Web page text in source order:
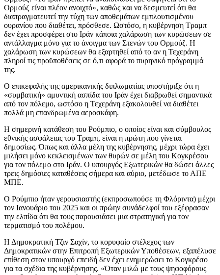
Ορμούζ είναι πλέον ανοιχτό», καθώς και να δεσμευτεί ότι θα
διαπραγματευτεί την τύχη των αποθεμάτων εμπλουτισμένου
ουρανίου που διαθέτει, πρόσθεσε. Ωστόσο, η κυβέρνηση Τραμπ
δεν έχει προσφέρει στο Ιράν κάποια χαλάρωση των κυρώσεων σε
αντάλλαγμα μόνο για το άνοιγμα των Στενών του Ορμούζ. Η
χαλάρωση των κυρώσεων θα εξαρτηθεί από το αν η Τεχεράνη
πληροί τις προϋποθέσεις σε ό,τι αφορά το πυρηνικό πρόγραμμά
της.
Ο επικεφαλής της αμερικανικής διπλωματίας υποστήριξε ότι η
«συμβατική» αμυντική ασπίδα του Ιράν έχει διαβρωθεί σημαντικά
από τον πόλεμο, ωστόσο η Τεχεράνη εξακολουθεί να διαθέτει
πολλά μη επανδρωμένα αεροσκάφη.
Η σημερινή κατάθεση του Ρούμπιο, ο οποίος είναι και σύμβουλος
εθνικής ασφάλειας του Τραμπ, είναι η πρώτη που γίνεται
δημοσίως. Όπως και άλλα μέλη της κυβέρνησης, μέχρι τώρα έχει
μιλήσει μόνο κεκλεισμένων των θυρών σε μέλη του Κογκρέσου
για τον πόλεμο στο Ιράν. Ο υπουργός Εξωτερικών θα δώσει άλλες
τρεις δημόσιες καταθέσεις σήμερα και αύριο, μετέδωσε το ΑΠΕ
ΜΠΕ.
Ο Ρούμπιο ήταν γερουσιαστής (εκπροσωπούσε τη Φλόριντα) μέχρι
τον Ιανουάριο του 2025 και οι πρώην συνάδελφοί του εξέφρασαν
την ελπίδα ότι θα τους παρουσιάσει μια στρατηγική για τον
τερματισμό του πολέμου.
Η Δημοκρατική Τζιν Σαχίν, το κορυφαίο στέλεχος των
Δημοκρατικών στην Επιτροπή Εξωτερικών Υποθέσεων, εξαπέλυσε
επίθεση στον υπουργό επειδή δεν έχει ενημερώσει το Κογκρέσο
για τα σχέδια της κυβέρνησης. «Όταν μιλώ με τους ψηφοφόρους